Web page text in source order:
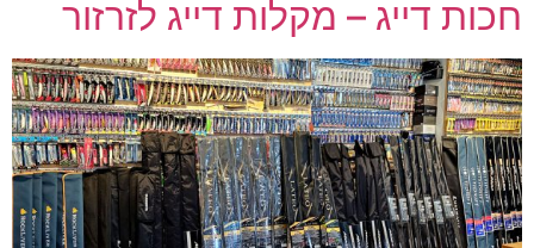
חכות דייג – מקלות דייג לזרזור